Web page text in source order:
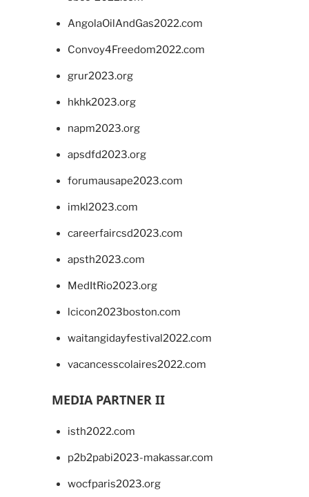
AngolaOilAndGas2022.com
Convoy4Freedom2022.com
grur2023.org
hkhk2023.org
napm2023.org
apsdfd2023.org
forumausape2023.com
imkl2023.com
careerfaircsd2023.com
apsth2023.com
MedItRio2023.org
lcicon2023boston.com
waitangidayfestival2022.com
vacancesscolaires2022.com
MEDIA PARTNER II
isth2022.com
p2b2pabi2023-makassar.com
wocfparis2023.org